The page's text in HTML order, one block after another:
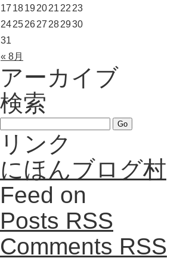
« 8月
17 18192021 22 23
24252627 282930
31
アーカイブ
検索
リンク
にほんブログ村
Feed on
Posts RSS
Comments RSS